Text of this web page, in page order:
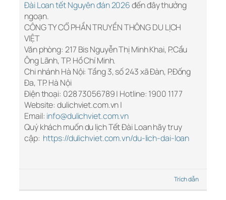
Đài Loan tết Nguyên đán 2026đến đây thưởng
ngoạn.
CÔNG TY CỔ PHẦN TRUYỀN THÔNG DU LỊCH
VIỆT
Văn phòng: 217 Bis Nguyễn Thị Minh Khai, P.Cầu
Ông Lãnh, TP. Hồ Chí Minh.
Chi nhánh Hà Nội: Tầng 3, số 243 xã Đàn, P.Đống
Đa, TP. Hà Nội
Điện thoại: 028 73056789 | Hotline: 1900 1177
Website: dulichviet.com.vn |
Email: info@dulichviet.com.vn
Quý khách muốn du lịch Tết Đài Loan hãy truy
cập: https://dulichviet.com.vn/du-lich-dai-loan
Trích dẫn